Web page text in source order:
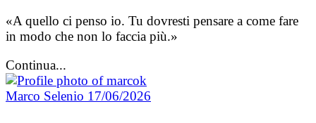
«A quello ci penso io. Tu dovresti pensare a come fare
in modo che non lo faccia più.»
Continua...
Marco Selenio 17/06/2026